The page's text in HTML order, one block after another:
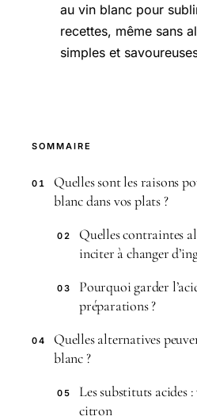
au vin blanc pour
recettes, même sans
simples et
SOMMAIRE
01
Quelles sont les raisons
blanc dans vos plats ?
02
Quelles contraintes
inciter à changer
03
Pourquoi garder
préparations ?
04
Quelles alternatives
blanc ?
05
Les substituts acides
citron